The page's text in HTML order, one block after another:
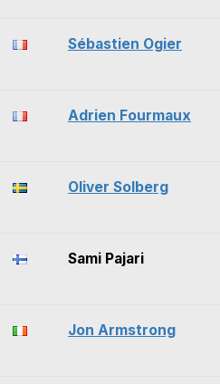
Sébastien Ogier
Adrien Fourmaux
Oliver Solberg
Sami Pajari
Jon Armstrong